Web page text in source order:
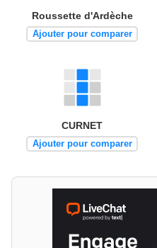
Roussette d'Ardèche
Ajouter pour comparer
CURNET
Ajouter pour comparer